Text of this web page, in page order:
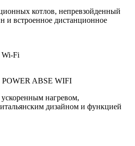
котлов, непревзойденный
и встроенное дистанционное
Wi-Fi
ABSE WIFI
ускоренным нагревом,
дизайном и функцией